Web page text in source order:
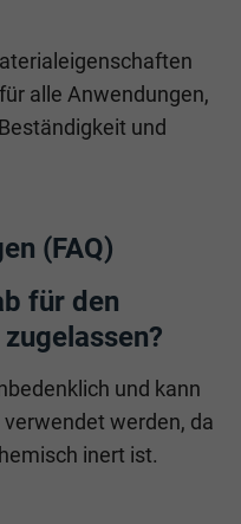
alle Anwendungen,
und
(FAQ)
für den
und kann
werden, da
inert ist.